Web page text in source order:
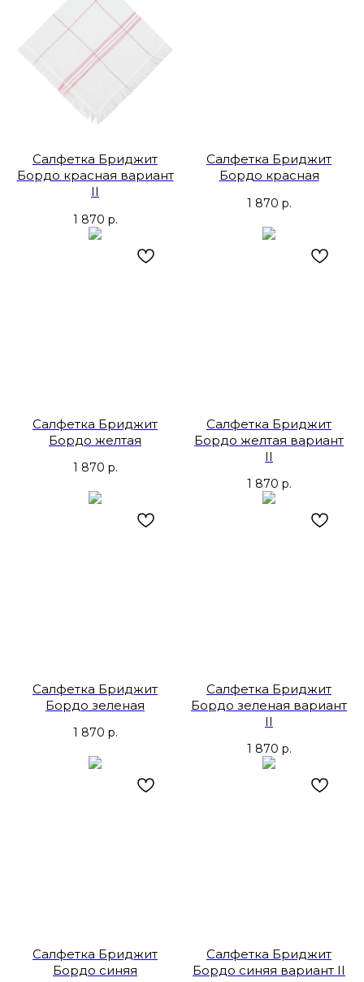
Салфетка Бриджит
Бордо красная вариант
II
1 870 р.
Салфетка Бриджит
Бордо красная
1 870 р.
Салфетка Бриджит
Бордо желтая
1 870 р.
Салфетка Бриджит
Бордо желтая вариант
II
1 870 р.
Салфетка Бриджит
Бордо зеленая
1 870 р.
Салфетка Бриджит
Бордо зеленая вариант
II
1 870 р.
Салфетка Бриджит
Бордо синяя
Салфетка Бриджит
Бордо синяя вариант II